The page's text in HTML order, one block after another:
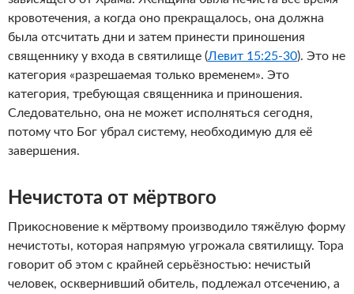
кровотечения, а когда оно прекращалось, она должна
была отсчитать дни и затем принести приношения
священнику у входа в святилище (Левит 15:25-30). Это не
категория «разрешаемая только временем». Это
категория, требующая священника и приношения.
Следовательно, она не может исполняться сегодня,
потому что Бог убрал систему, необходимую для её
завершения.
Нечистота от мёртвого
Прикосновение к мёртвому производило тяжёлую форму
нечистоты, которая напрямую угрожала святилищу. Тора
говорит об этом с крайней серьёзностью: нечистый
человек, осквернивший обитель, подлежал отсечению, а